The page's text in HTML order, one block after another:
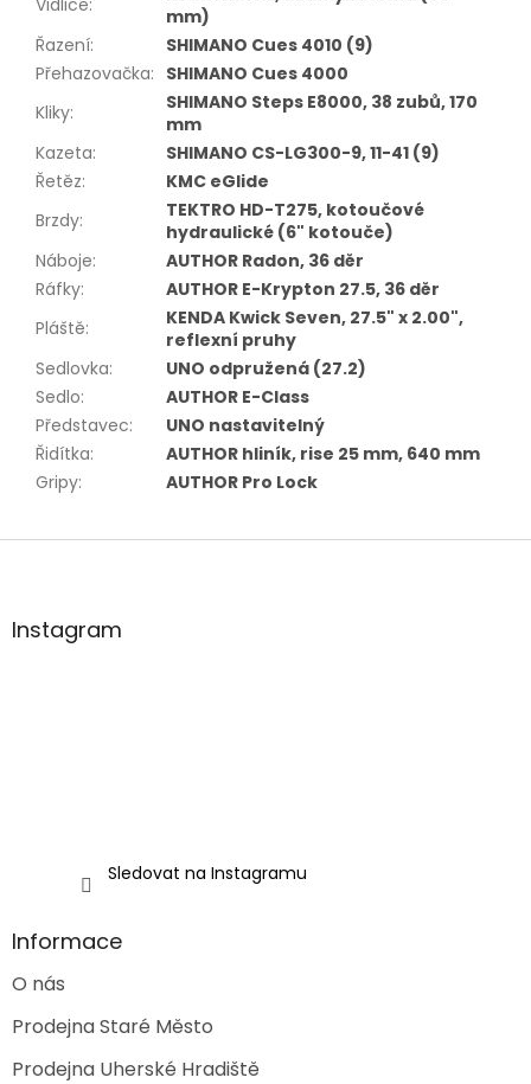
mm)
Řazení:
SHIMANO Cues 4010 (9)
Přehazovačka: SHIMANO Cues 4000
Kliky:
SHIMANO Steps E8000, 38 zubů, 170
mm
Kazeta:
SHIMANO CS-LG300-9, 11-41 (9)
Řetěz:
KMC eGlide
Brzdy:
TEKTRO HD-T275, kotoučové
hydraulické (6" kotouče)
Náboje:
AUTHOR Radon, 36 děr
Ráfky:
AUTHOR E-Krypton 27.5, 36 děr
Pláště:
KENDA Kwick Seven, 27.5" x 2.00",
reflexní pruhy
Sedlovka:
UNO odpružená (27.2)
Sedlo:
AUTHOR E-Class
Představec:
UNO nastavitelný
Řidítka:
AUTHOR hliník, rise 25 mm, 640 mm
Gripy: AUTHOR Pro Lock
Z
aInstagram
Sledovat na Instagramu
Informace
O nás
Prodejna Staré Město
Prodejna Uherské Hradiště